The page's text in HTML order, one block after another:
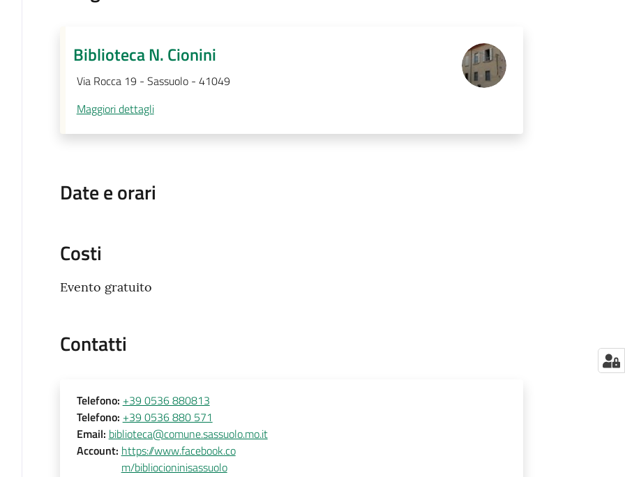
Biblioteca N. Cionini
Via Rocca 19 - Sassuolo - 41049
Maggiori dettagli
Date e orari
Costi
Evento gratuito
Contatti
Telefono: +39 0536 880813
Telefono: +39 0536 880 571
Email: biblioteca@comune.sassuolo.mo.it
Account: https://www.facebook.co
m/bibliocioninisassuolo